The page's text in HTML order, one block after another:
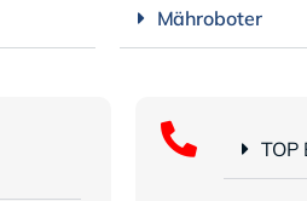
Mähroboter
TOP